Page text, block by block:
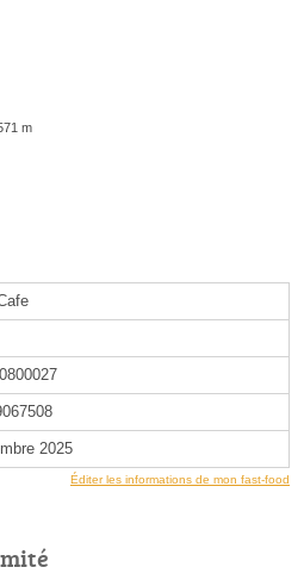
m
2025
Éditer les informations de mon fast-food